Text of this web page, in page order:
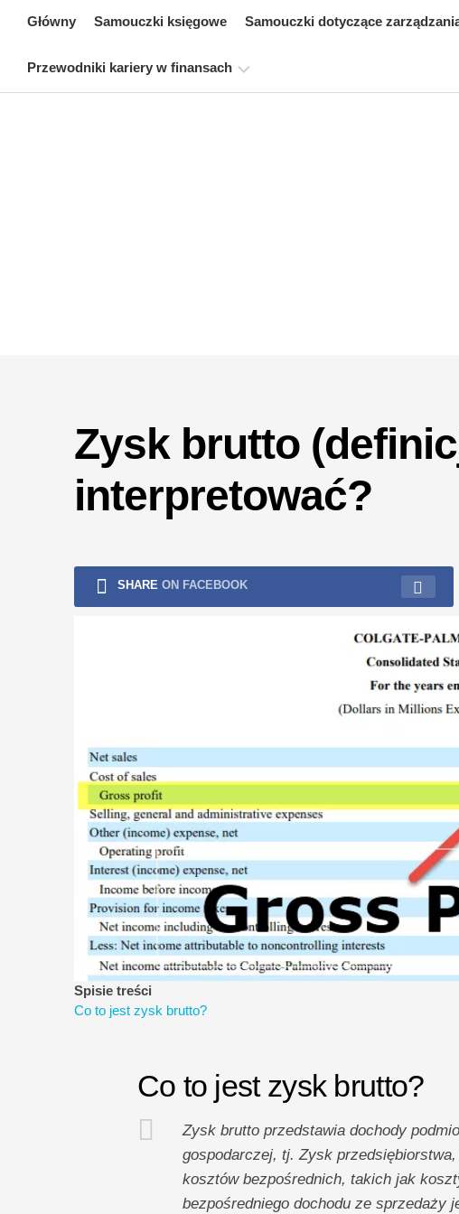
Główny Samouczki księgowe Samouczki dotyczące
Przewodniki kariery w finansach
Zysk brutto
interpretować?
SHARE ON FACEBOOK
Spisie treści
Co to jest zysk brutto?
Co to jest zysk brutto?
Zysk brutto przedstawia dochody
gospodarczej, tj. Zysk
kosztów bezpośrednich, takich jak
bezpośredniego dochodu ze sprzedaży